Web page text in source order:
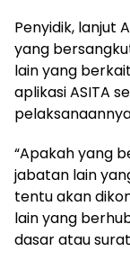
Penyidik, lanjut
yang
lain yang
aplikasi ASITA
“Apakah yang
jabatan lain
tentu akan
lain yang
dasar atau